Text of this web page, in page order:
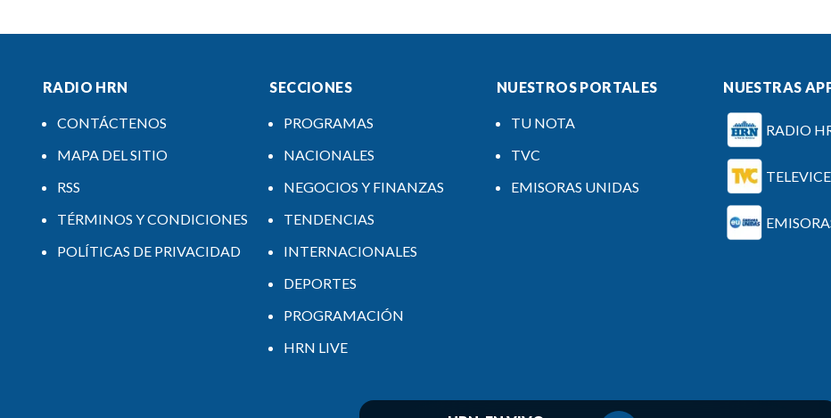
RADIO HRN
CONTÁCTENOS
MAPA DEL SITIO
RSS
TÉRMINOS Y CONDICIONES
POLÍTICAS DE PRIVACIDAD
SECCIONES
PROGRAMAS
NACIONALES
NEGOCIOS Y FINANZAS
TENDENCIAS
INTERNACIONALES
DEPORTES
PROGRAMACIÓN
HRN LIVE
NUESTROS PORTALES
TU NOTA
TVC
EMISORAS UNIDAS
NUESTRAS
RADIO